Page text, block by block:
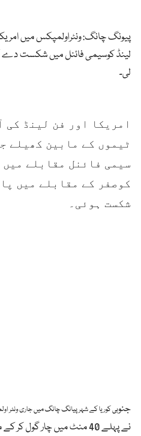
پیونگ چانگ: ونٹراولمپکس میں
لینڈ کوسیمی فائنل میں شکست دے
لی۔
امریکا اور فن لینڈ کی
ٹیموں کے مابین کھیلے
سیمی فائنل مقابلے میں
کوصفر کے مقابلے میں
شکست ہوئی۔
جنوبی کوریا کے شہر پیانگ چانگ میں جاری ونٹر
نے پہلے 40 منٹ میں چار گول کر کے میچ اپنے نام کر لیا۔